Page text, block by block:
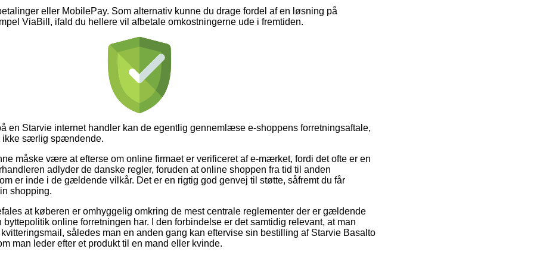
eller MobilePay. Som alternativ kunne du drage fordel af en løsning på
ViaBill, ifald du hellere vil afbetale omkostningerne ude i fremtiden.
en Starvie internet handler kan de egentlig gennemlæse e-shoppens forretningsaftale,
ikke særlig spændende.
måske være at efterse om online firmaet er verificeret af e-mærket, fordi det ofte er en
adlyder de danske regler, foruden at online shoppen fra tid til anden
er inde i de gældende vilkår. Det er en rigtig god genvej til støtte, såfremt du får
shopping.
at køberen er omhyggelig omkring de mest centrale reglementer der er gældende
byttepolitik online forretningen har. I den forbindelse er det samtidig relevant, at man
således man en anden gang kan eftervise sin bestilling af Starvie Basalto
man leder efter et produkt til en mand eller kvinde.